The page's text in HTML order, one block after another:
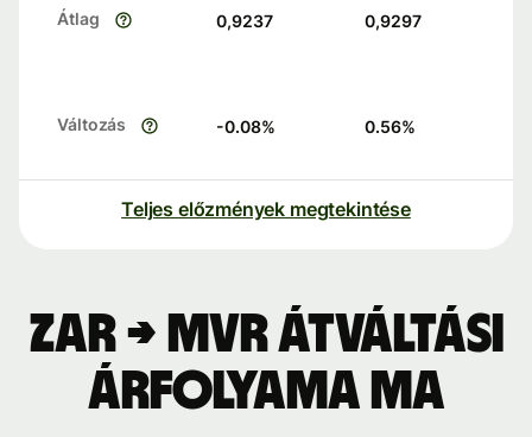
Átlag 0,9237 0,9297
Változás -0.08% 0.56%
Teljes előzmények megtekintése
ZAR → MVR átváltási
árfolyama ma